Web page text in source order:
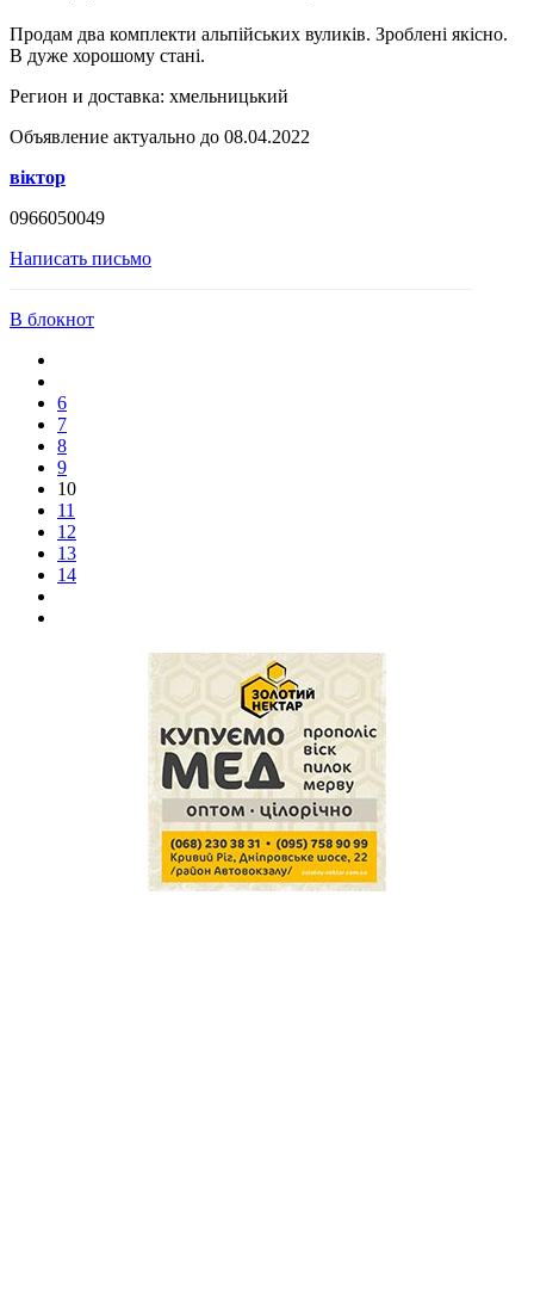
Продам два комплекти альпійських вуликів. Зроблені якісно.
В дуже хорошому стані.
Регион и доставка: хмельницький
Объявление актуально до 08.04.2022
віктор
0966050049
Написать письмо
В блокнот
6
7
8
9
10
11
12
13
14